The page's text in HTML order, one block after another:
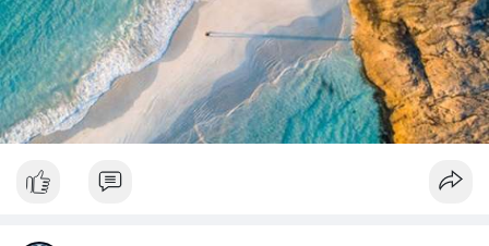
tâm hơn về xu hướng dài hạn. Không nên hành động vội vàng
dựa trên một giao dịch đơn lẻ, hãy quan sát thêm dòng tiền
trong 24-48 giờ để xác nhận xu hướng.
#52dot09btc #chuyenvilanh #tichluydaihan #mempoolbtc
#giaodichlon